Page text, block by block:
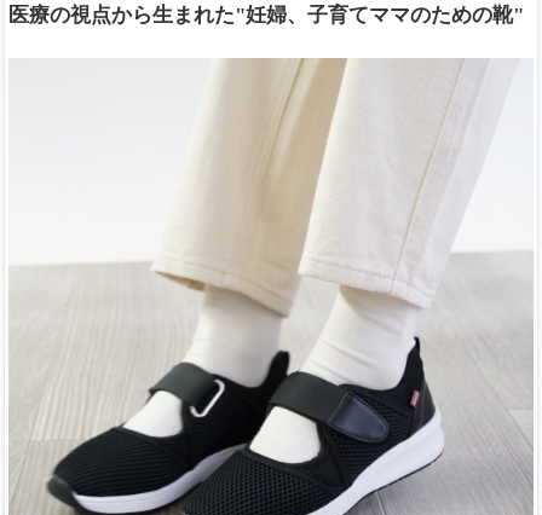
医療の視点から生まれた"妊婦、子育てママのための靴"